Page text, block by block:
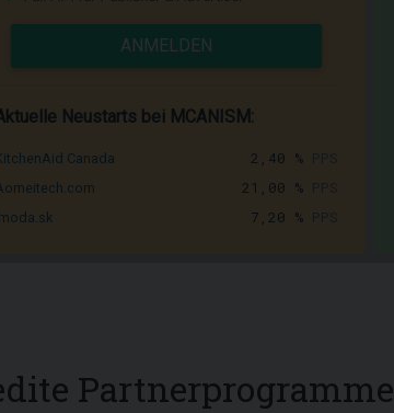
ANMELDEN
Neustarts bei MCANISM:
Canada 2,40 %
21,00 %
7,20 %
Partnerprogramme